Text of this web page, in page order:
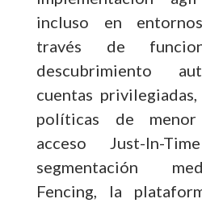
incluso en
través de
descubrimiento
cuentas
políticas de
acceso Just-In-
segmentación
Fencing, la